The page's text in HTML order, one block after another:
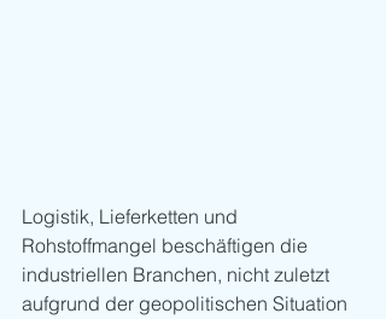
Logistik, Lieferketten und
Rohstoffmangel beschäftigen die
industriellen Branchen, nicht zuletzt
aufgrund der geopolitischen Situation